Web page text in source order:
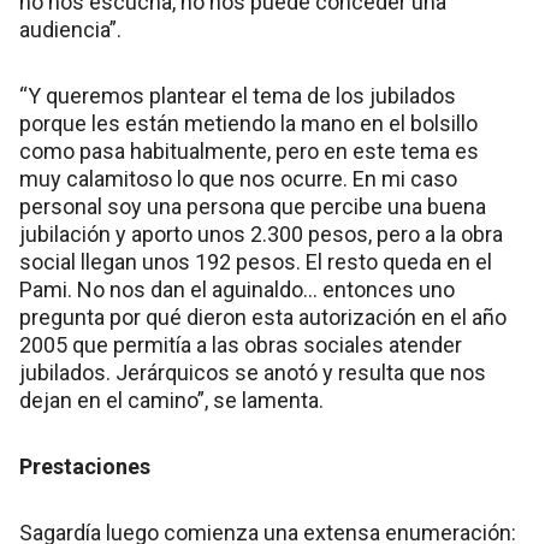
audiencia”.
“Y queremos plantear el tema de los jubilados
porque les están metiendo la mano en el bolsillo
como pasa habitualmente, pero en este tema es
muy calamitoso lo que nos ocurre. En mi caso
personal soy una persona que percibe una buena
jubilación y aporto unos 2.300 pesos, pero a la obra
social llegan unos 192 pesos. El resto queda en el
Pami. No nos dan el aguinaldo… entonces uno
pregunta por qué dieron esta autorización en el año
2005 que permitía a las obras sociales atender
jubilados. Jerárquicos se anotó y resulta que nos
dejan en el camino”, se lamenta.
Prestaciones
Sagardía luego comienza una extensa enumeración: